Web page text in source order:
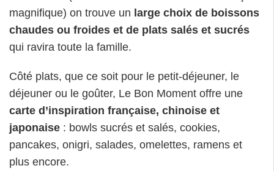
magnifique) on trouve un large choix de boissons
chaudes ou froides et de plats salés et sucrés
qui ravira toute la famille.
Côté plats, que ce soit pour le petit-déjeuner, le
déjeuner ou le goûter, Le Bon Moment offre une
carte d’inspiration française, chinoise et
japonaise : bowls sucrés et salés, cookies,
pancakes, onigri, salades, omelettes, ramens et
plus encore.